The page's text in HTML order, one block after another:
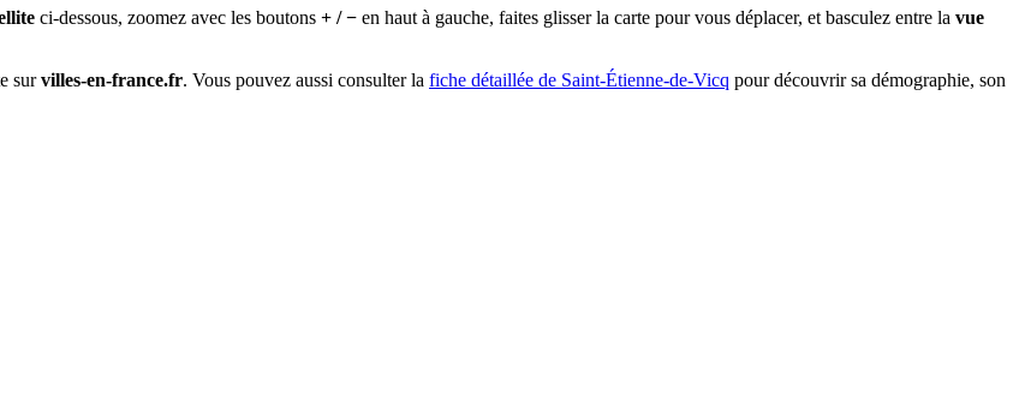
ci-dessous, zoomez avec les boutons + / − en haut à gauche, faites glisser la carte pour vous déplacer, et basculez entre la vue
survilles-en-france.fr. Vous pouvez aussi consulter la fiche détaillée de Saint-Étienne-de-Vicq pour découvrir sa démographie, son